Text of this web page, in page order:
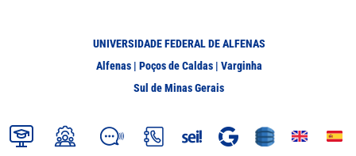
UNIVERSIDADE FEDERAL DE ALFENAS
Alfenas | Poços de Caldas | Varginha
Sul de Minas Gerais